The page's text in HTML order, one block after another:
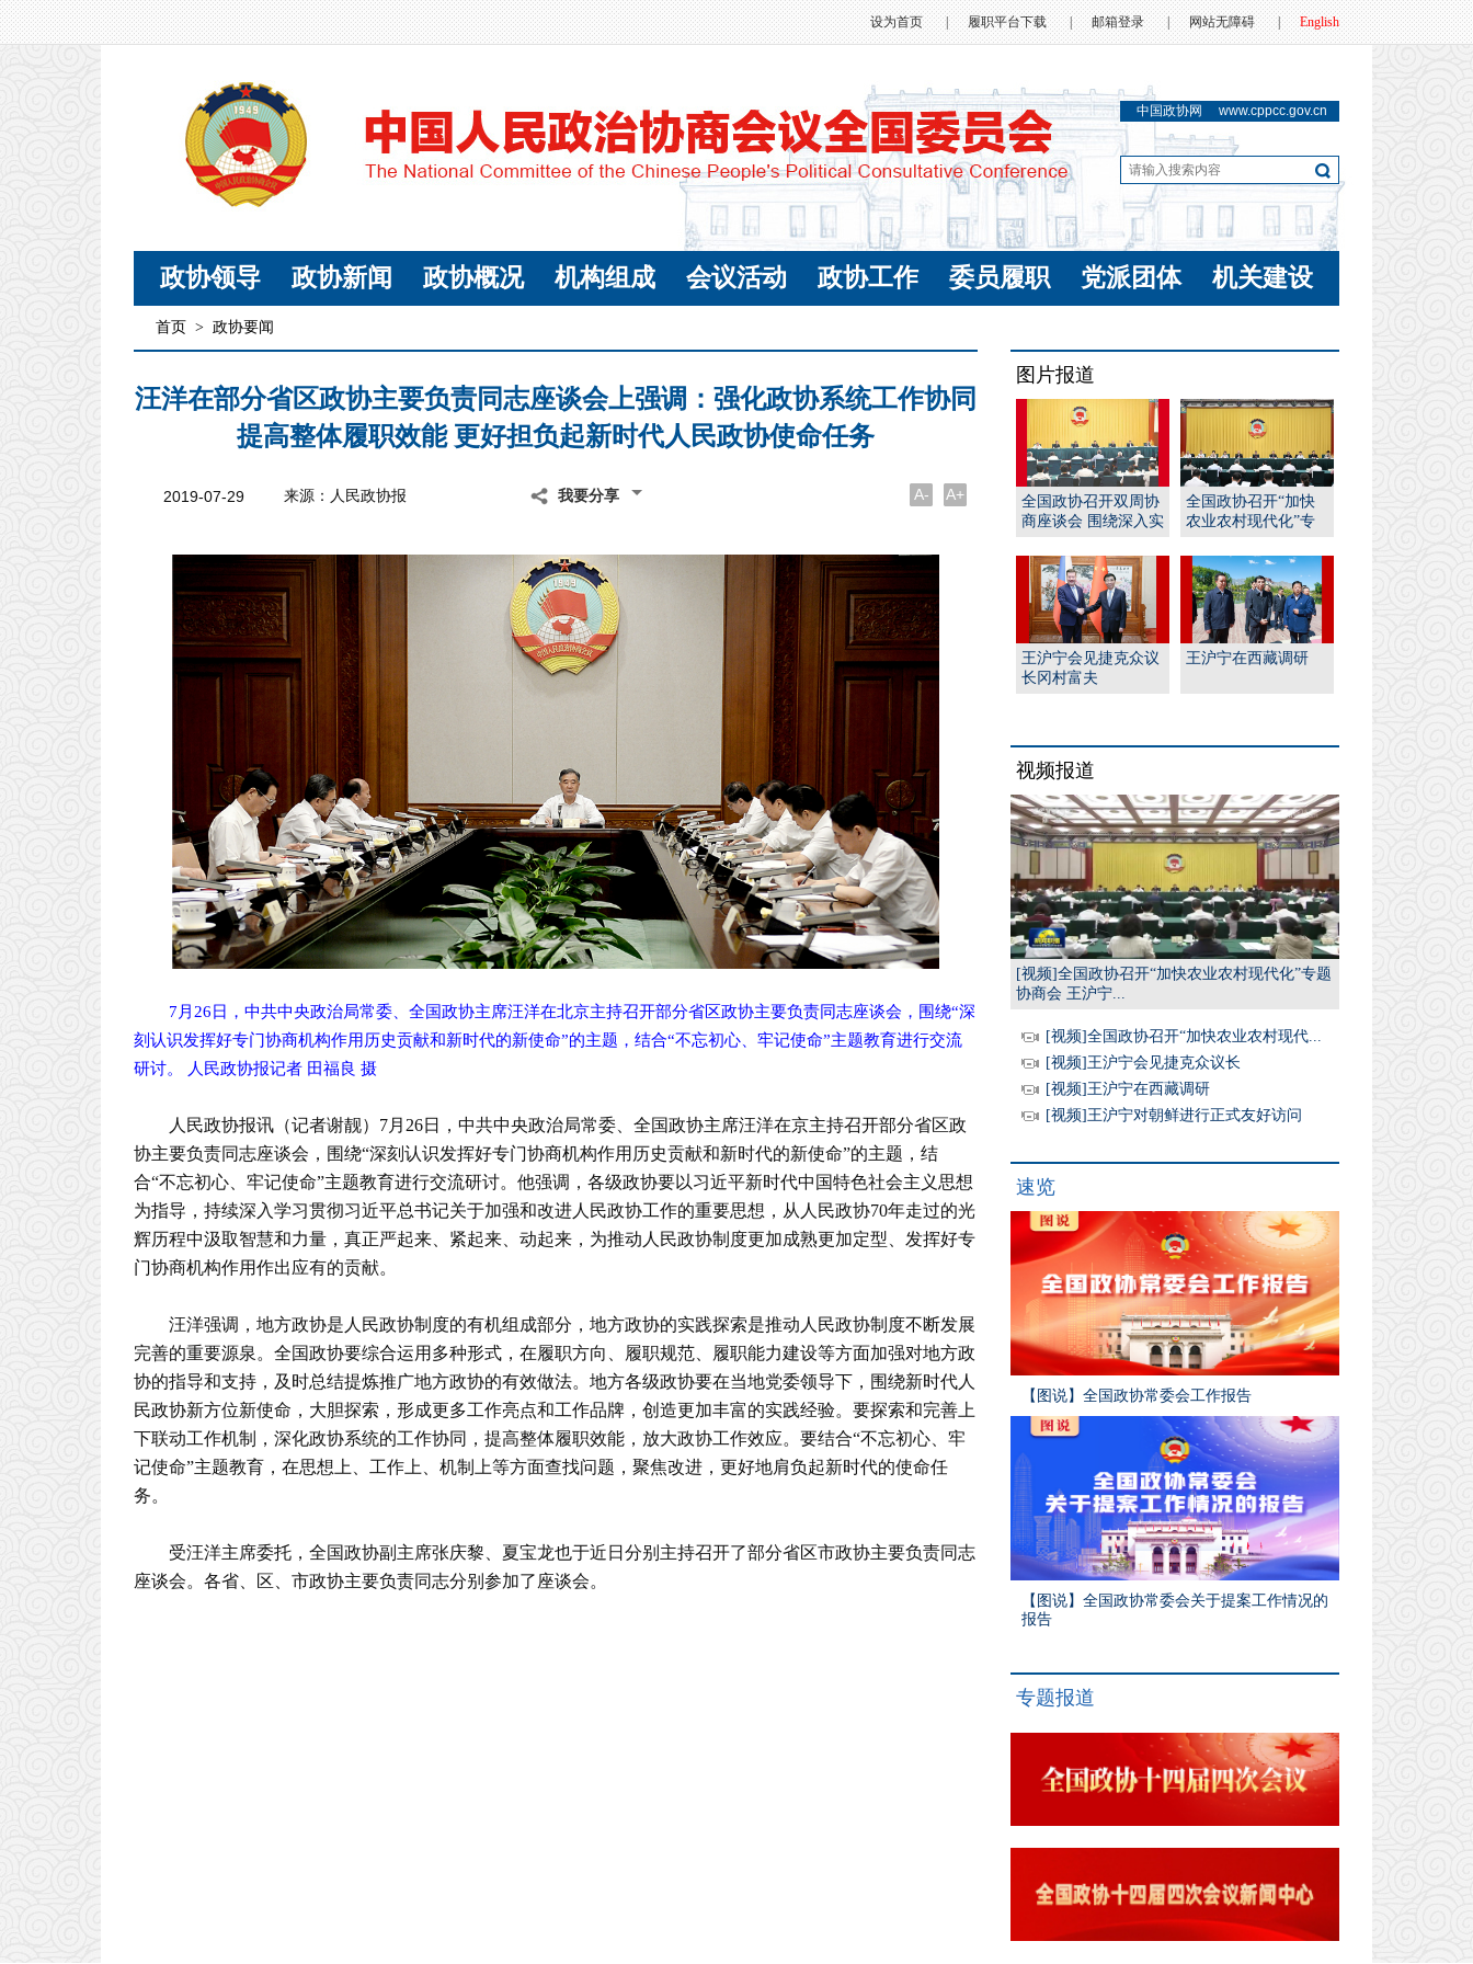
设为首页 履职平台下载 | 邮箱登录 网站无障碍 | English
中国政协网 www.cppcc.gov.cn
政协领导 政协新闻 政协概况 机构组成 会议活动 政协工作 委员履职 党派团体 机关建设
首页 > 政协要闻
汪洋在部分省区政协主要负责同志座谈会上强调：强化政协系统工作协同
提高整体履职效能 更好担负起新时代人民政协使命任务
2019-07-29 来源：人民政协报 我要分享 A- A+
7月26日，中共中央政治局常委、全国政协主席汪洋在北京主持召开部分省区政协主要负责同志座谈会，围绕“深
刻认识发挥好专门协商机构作用历史贡献和新时代的新使命”的主题，结合“不忘初心、牢记使命”主题教育进行交流
研讨。 人民政协报记者 田福良 摄
人民政协报讯（记者谢靓）7月26日，中共中央政治局常委、全国政协主席汪洋在京主持召开部分省区政
协主要负责同志座谈会，围绕“深刻认识发挥好专门协商机构作用历史贡献和新时代的新使命”的主题，结
合“不忘初心、牢记使命”主题教育进行交流研讨。他强调，各级政协要以习近平新时代中国特色社会主义思想
为指导，持续深入学习贯彻习近平总书记关于加强和改进人民政协工作的重要思想，从人民政协70年走过的光
辉历程中汲取智慧和力量，真正严起来、紧起来、动起来，为推动人民政协制度更加成熟更加定型、发挥好专
门协商机构作用作出应有的贡献。
汪洋强调，地方政协是人民政协制度的有机组成部分，地方政协的实践探索是推动人民政协制度不断发展
完善的重要源泉。全国政协要综合运用多种形式，在履职方向、履职规范、履职能力建设等方面加强对地方政
协的指导和支持，及时总结提炼推广地方政协的有效做法。地方各级政协要在当地党委领导下，围绕新时代人
民政协新方位新使命，大胆探索，形成更多工作亮点和工作品牌，创造更加丰富的实践经验。要探索和完善上
下联动工作机制，深化政协系统的工作协同，提高整体履职效能，放大政协工作效应。要结合“不忘初心、牢
记使命”主题教育，在思想上、工作上、机制上等方面查找问题，聚焦改进，更好地肩负起新时代的使命任
务。
受汪洋主席委托，全国政协副主席张庆黎、夏宝龙也于近日分别主持召开了部分省区市政协主要负责同志
座谈会。各省、区、市政协主要负责同志分别参加了座谈会。
图片报道
全国政协召开双周协
商座谈会 围绕深入实
动...
全国政协召开“加快
农业农村现代化”专
并...
王沪宁会见捷克众议
长冈村富夫
王沪宁在西藏调研
视频报道
[视频]全国政协召开“加快农业农村现代化”专题
协商会 王沪宁...
[视频]全国政协召开“加快农业农村现代...
[视频]王沪宁会见捷克众议长
[视频]王沪宁在西藏调研
[视频]王沪宁对朝鲜进行正式友好访问
速览
【图说】全国政协常委会工作报告
【图说】全国政协常委会关于提案工作情况的
报告
专题报道